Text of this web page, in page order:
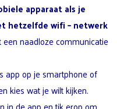
apparaat als je
hetzelfdewifi– netwerk
naadloze communicatie
app op je smartphone of
kies wat je wilt kijken.